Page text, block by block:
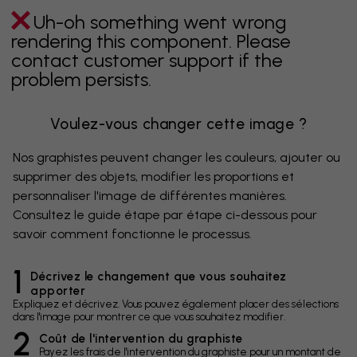
Uh-oh something went wrong
rendering this component. Please
contact customer support if the
problem persists.
Voulez-vous changer cette image ?
Nos graphistes peuvent changer les couleurs, ajouter ou
supprimer des objets, modifier les proportions et
personnaliser l'image de différentes manières.
Consultez le guide étape par étape ci-dessous pour
savoir comment fonctionne le processus.
1
Décrivez le changement que vous souhaitez
apporter
Expliquez et décrivez. Vous pouvez également placer des sélections
dans l'image pour montrer ce que vous souhaitez modifier.
2 Coût de l'intervention du graphiste
Payez les frais de l'intervention du graphiste pour un montant de